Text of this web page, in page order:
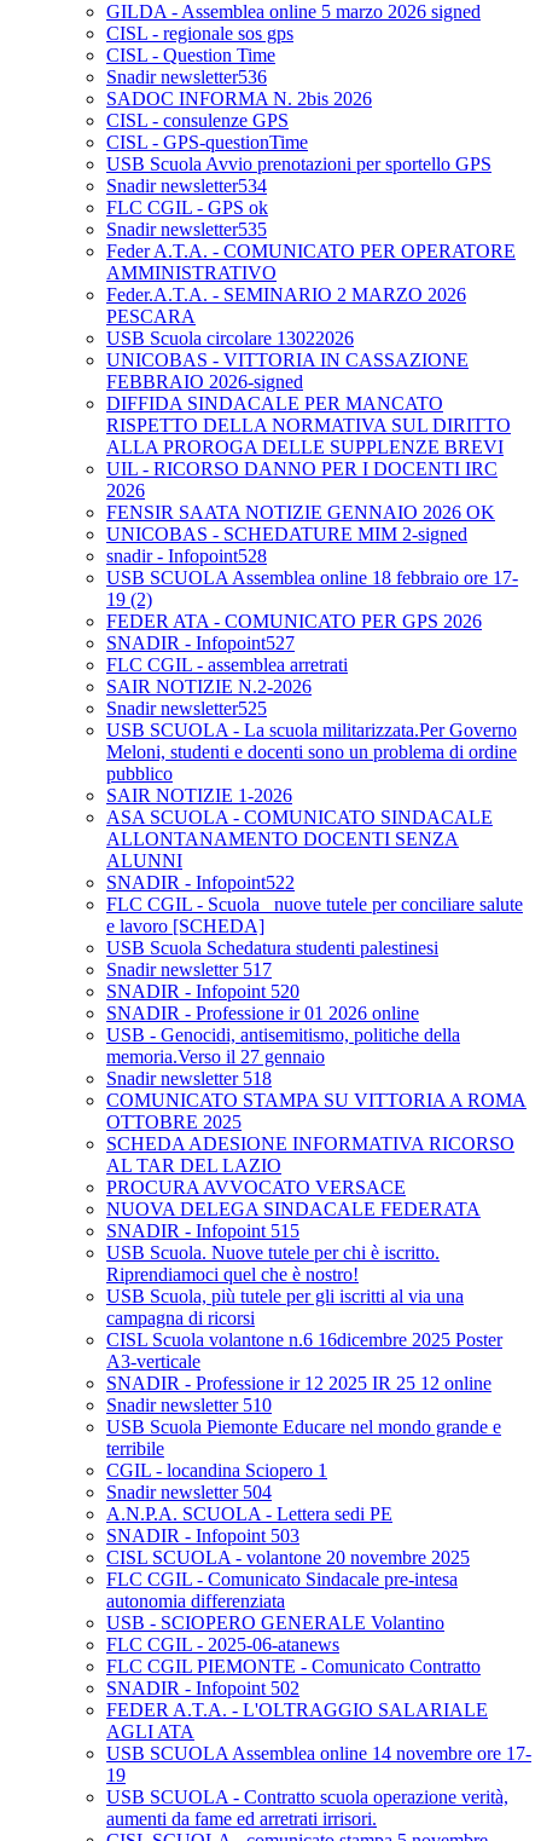
GILDA - Assemblea online 5 marzo 2026 signed
CISL - regionale sos gps
CISL - Question Time
Snadir newsletter536
SADOC INFORMA N. 2bis 2026
CISL - consulenze GPS
CISL - GPS-questionTime
USB Scuola Avvio prenotazioni per sportello GPS
Snadir newsletter534
FLC CGIL - GPS ok
Snadir newsletter535
Feder A.T.A. - COMUNICATO PER OPERATORE
AMMINISTRATIVO
Feder.A.T.A. - SEMINARIO 2 MARZO 2026
PESCARA
USB Scuola circolare 13022026
UNICOBAS - VITTORIA IN CASSAZIONE
FEBBRAIO 2026-signed
DIFFIDA SINDACALE PER MANCATO
RISPETTO DELLA NORMATIVA SUL DIRITTO
ALLA PROROGA DELLE SUPPLENZE BREVI
UIL - RICORSO DANNO PER I DOCENTI IRC
2026
FENSIR SAATA NOTIZIE GENNAIO 2026 OK
UNICOBAS - SCHEDATURE MIM 2-signed
snadir - Infopoint528
USB SCUOLA Assemblea online 18 febbraio ore 17-
19 (2)
FEDER ATA - COMUNICATO PER GPS 2026
SNADIR - Infopoint527
FLC CGIL - assemblea arretrati
SAIR NOTIZIE N.2-2026
Snadir newsletter525
USB SCUOLA - La scuola militarizzata.Per Governo
Meloni, studenti e docenti sono un problema di ordine
pubblico
SAIR NOTIZIE 1-2026
ASA SCUOLA - COMUNICATO SINDACALE
ALLONTANAMENTO DOCENTI SENZA
ALUNNI
SNADIR - Infopoint522
FLC CGIL - Scuola_ nuove tutele per conciliare salute
e lavoro [SCHEDA]
USB Scuola Schedatura studenti palestinesi
Snadir newsletter 517
SNADIR - Infopoint 520
SNADIR - Professione ir 01 2026 online
USB - Genocidi, antisemitismo, politiche della
memoria.Verso il 27 gennaio
Snadir newsletter 518
COMUNICATO STAMPA SU VITTORIA A ROMA
OTTOBRE 2025
SCHEDA ADESIONE INFORMATIVA RICORSO
AL TAR DEL LAZIO
PROCURA AVVOCATO VERSACE
NUOVA DELEGA SINDACALE FEDERATA
SNADIR - Infopoint 515
USB Scuola. Nuove tutele per chi è iscritto.
Riprendiamoci quel che è nostro!
USB Scuola, più tutele per gli iscritti al via una
campagna di ricorsi
CISL Scuola volantone n.6 16dicembre 2025 Poster
A3-verticale
SNADIR - Professione ir 12 2025 IR 25 12 online
Snadir newsletter 510
USB Scuola Piemonte Educare nel mondo grande e
terribile
CGIL - locandina Sciopero 1
Snadir newsletter 504
A.N.P.A. SCUOLA - Lettera sedi PE
SNADIR - Infopoint 503
CISL SCUOLA - volantone 20 novembre 2025
FLC CGIL - Comunicato Sindacale pre-intesa
autonomia differenziata
USB - SCIOPERO GENERALE Volantino
FLC CGIL - 2025-06-atanews
FLC CGIL PIEMONTE - Comunicato Contratto
SNADIR - Infopoint 502
FEDER A.T.A. - L'OLTRAGGIO SALARIALE
AGLI ATA
USB SCUOLA Assemblea online 14 novembre ore 17-
19
USB SCUOLA - Contratto scuola operazione verità,
aumenti da fame ed arretrati irrisori.